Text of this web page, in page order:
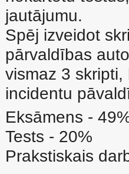
jautājumu.
Spēj izveidot
pārvaldības
vismaz 3
incidentu
Eksāmens -
Tests - 20%
Prakstiskais